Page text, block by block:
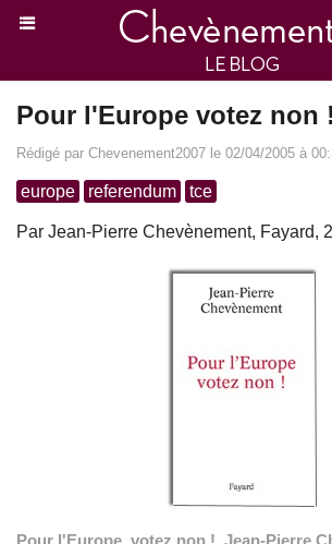
Pour l'Europe votez non !
Rédigé par Chevenement2007 le 02/04/2005 à
europe referendum tce
Par Jean-Pierre Chevènement, Fayard,
Pour l'Europe, votez non !, Jean-Pierre